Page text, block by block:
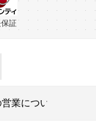
証
いて 2025.07.23